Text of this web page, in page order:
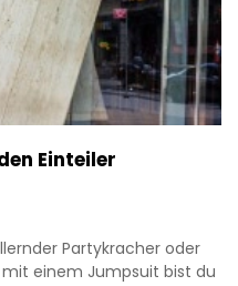
Einteiler
Partykracher oder
einem Jumpsuit bist du